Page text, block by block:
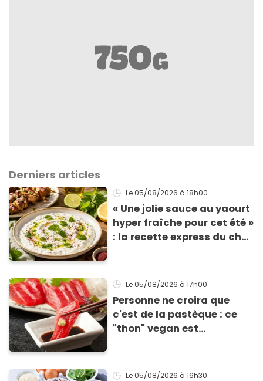
Derniers articles
Le 05/08/2026 à 18h00
« Une jolie sauce au yaourt
hyper fraîche pour cet été »
: la recette express du chef
grillades
Le 05/08/2026 à 17h00
Personne ne croira que
c'est de la pastèque : ce
"thon" vegan est
Le 05/08/2026 à 16h30